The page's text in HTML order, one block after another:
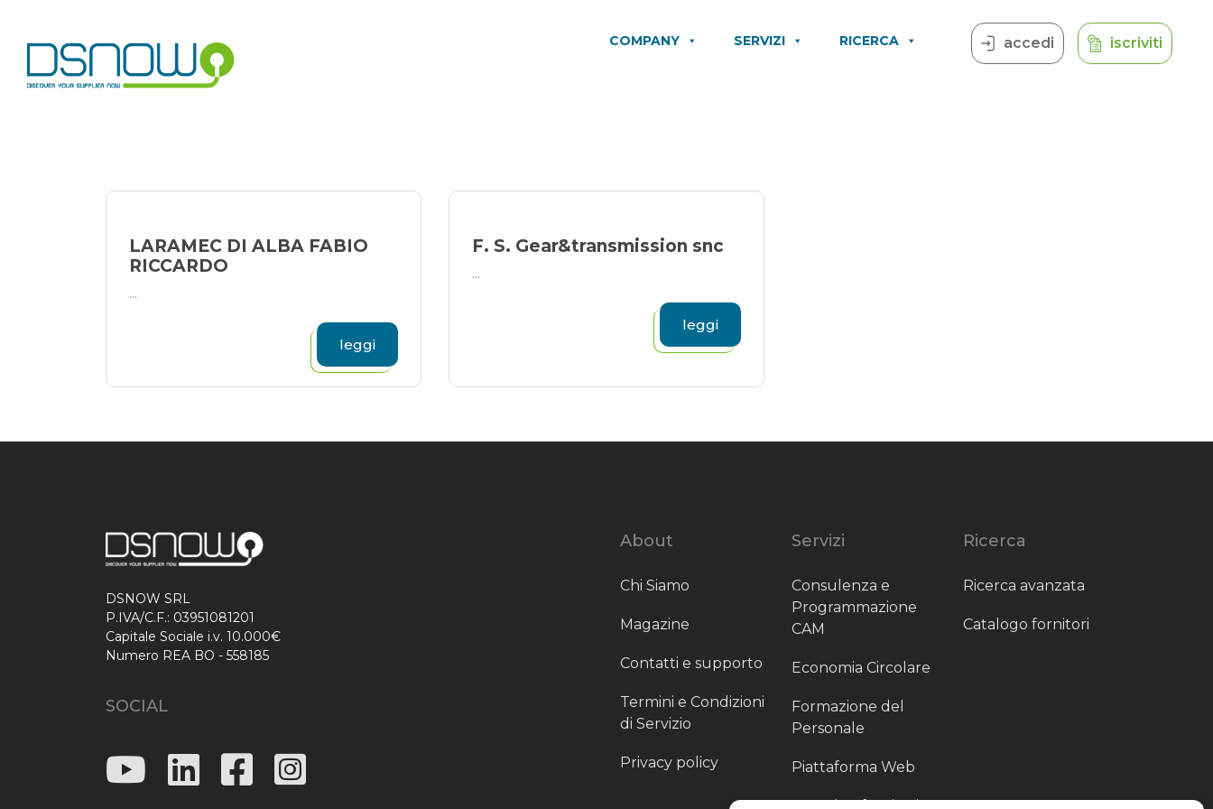
content
COMPANY SERVIZI RICERCA accedi iscriviti
LARAMEC DI ALBA FABIO
RICCARDO
...
leggi
F. S. Gear&transmission snc
...
leggi
DSNOW SRL
P.IVA/C.F.: 03951081201
Capitale Sociale i.v. 10.000€
Numero REA BO - 558185
SOCIAL
About
Chi Siamo
Magazine
Contatti e supporto
Termini e Condizioni
di Servizio
Privacy policy
Servizi
Consulenza e
Programmazione
CAM
Economia Circolare
Formazione del
Personale
Piattaforma Web
Ricerca
Ricerca avanzata
Catalogo fornitori